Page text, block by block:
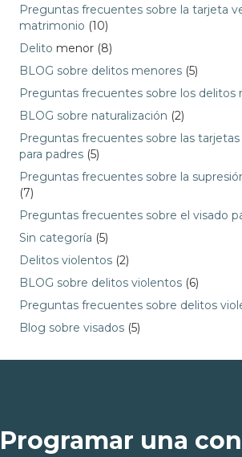
Preguntas frecuentes sobre la tarjeta
matrimonio (10)
Delito menor (8)
BLOG sobre delitos menores (5)
Preguntas frecuentes sobre los delitos
BLOG sobre naturalización (2)
Preguntas frecuentes sobre las
para padres (5)
Preguntas frecuentes sobre la
(7)
Preguntas frecuentes sobre el visado
Sin categoría (5)
Delitos violentos (2)
BLOG sobre delitos violentos (6)
Preguntas frecuentes sobre delitos
Blog sobre visados (5)
Programar una